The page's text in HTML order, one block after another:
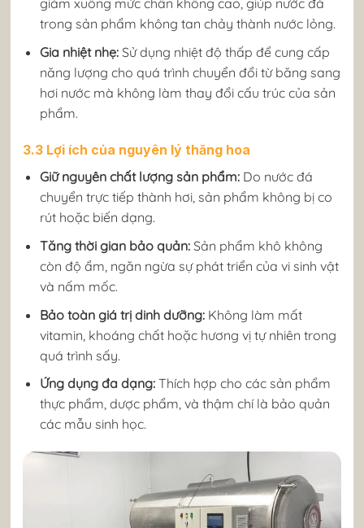
trong sản phẩm không tan chảy thành nước lỏng.
Gia nhiệt nhẹ: Sử dụng nhiệt độ thấp để cung cấp
năng lượng cho quá trình chuyển đổi từ băng sang
hơi nước mà không làm thay đổi cấu trúc của sản
phẩm.
3.3 Lợi ích của nguyên lý thăng hoa
Giữ nguyên chất lượng sản phẩm: Do nước đá
chuyển trực tiếp thành hơi, sản phẩm không bị co
rút hoặc biến dạng.
Tăng thời gian bảo quản: Sản phẩm khô không
còn độ ẩm, ngăn ngừa sự phát triển của vi sinh vật
và nấm mốc.
Bảo toàn giá trị dinh dưỡng: Không làm mất
vitamin, khoáng chất hoặc hương vị tự nhiên trong
quá trình sấy.
Ứng dụng đa dạng: Thích hợp cho các sản phẩm
thực phẩm, dược phẩm, và thậm chí là bảo quản
các mẫu sinh học.